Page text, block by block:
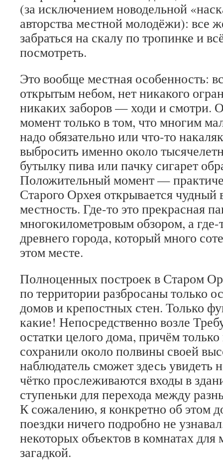
(за исключением новодельной
авторства местной молодёжи): все
забраться на скалу по тропинке и
посмотреть.
Это вообще местная особенность:
открытым небом, нет никакого
никаких заборов — ходи и смотри.
момент только в том, что многим
надо обязательно или что-то
выбросить именно около
бутылку пива или пачку сигарет
Положительный момент —
Старого Орхея открывается
местность. Где-то это прекрасная
многокилометровым обзором, а
древнего города, который много
этом месте.
Полноценных построек в Старом
по территории разбросаны только
домов и крепостных стен. Только
какие! Непосредственно возле
остатки целого дома, причём
сохранили около полвины своей
наблюдатель сможет здесь увидеть
чётко прослеживаются входы в
ступеньки для перехода между
К сожалению, я конкретно об этом
поездки ничего подробно не
некоторых объектов в комнатах для
загадкой.